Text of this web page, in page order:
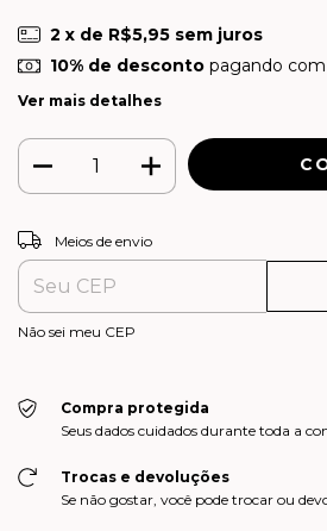
2 x de R$5,95 sem juros
10% de descontopagando com
Ver mais detalhes
Entregas para o CEP:
Meios de envio
Não sei meu CEP
Compra protegida
Seus dados cuidados durante toda a
Trocas e devoluções
Se não gostar, você pode trocar ou